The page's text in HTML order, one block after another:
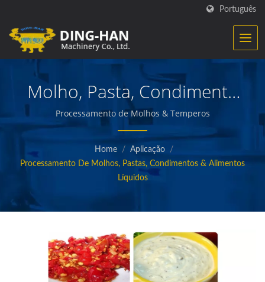
Português
Molho, Pasta, Condimento
& Processamento De
Alimentos Líquidos
Processamento de Molhos & Temperos
Home / Aplicação
/
Processamento De Molhos, Pastas, Condimentos & Alimentos
Líquidos